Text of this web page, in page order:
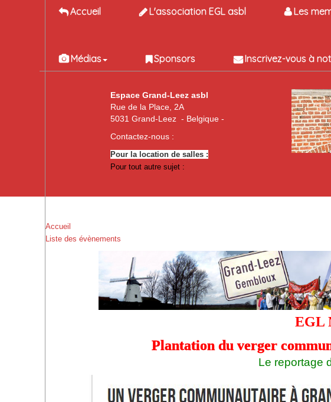
Accueil L'association EGL asbl Les
Médias
Sponsors Inscrivez-vous à
Espace Grand-Leez asbl
Rue de la Place, 2A
5031 Grand-Leez - Belgique -
Contactez-nous :
Pour la location de salles :
Pour tout autre sujet :
Accueil
Liste des évènements
EGL
Plantation du verger
Le reportage